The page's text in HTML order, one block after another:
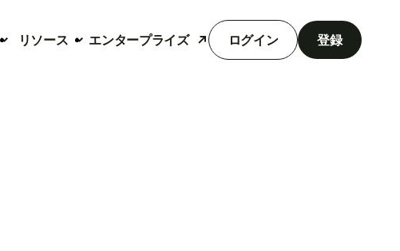
リソース エンタープライズ ログイン 登録